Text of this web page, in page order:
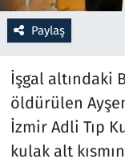
Paylaş
İşgal altındaki
öldürülen
İzmir Adli Tıp
kulak alt
Teknoloji ve
Televizyon